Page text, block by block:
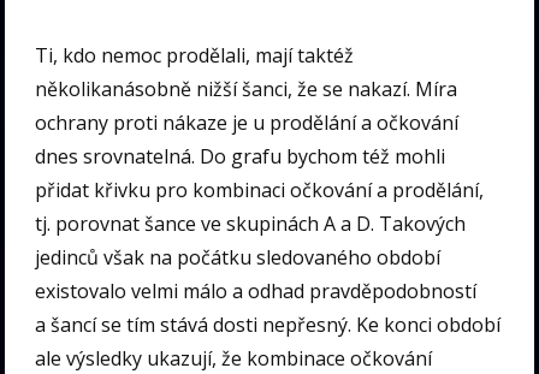
Ti, kdo nemoc prodělali, mají taktéž
několikanásobně nižší šanci, že se nakazí. Míra
ochrany proti nákaze je u prodělání a očkování
dnes srovnatelná. Do grafu bychom též mohli
přidat křivku pro kombinaci očkování a prodělání,
tj. porovnat šance ve skupinách A a D. Takových
jedinců však na počátku sledovaného období
existovalo velmi málo a odhad pravděpodobností
a šancí se tím stává dosti nepřesný. Ke konci období
ale výsledky ukazují, že kombinace očkování